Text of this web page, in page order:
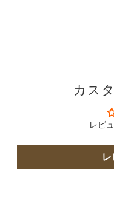
カス
レビ
レ